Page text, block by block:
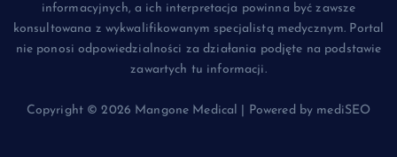
informacyjnych, a ich interpretacja powinna być zawsze
konsultowana z wykwalifikowanym specjalistą medycznym. Portal
nie ponosi odpowiedzialności za działania podjęte na podstawie
zawartych tu informacji.
Copyright © 2026 Mangone Medical | Powered by mediSEO